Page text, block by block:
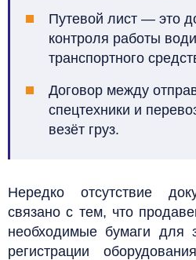
Путевой лист — это
контроля работы
транспортного
Договор между
спецтехники и
везёт груз.
Нередко отсутствие
связано с тем, что
необходимые бумаги для
регистрации